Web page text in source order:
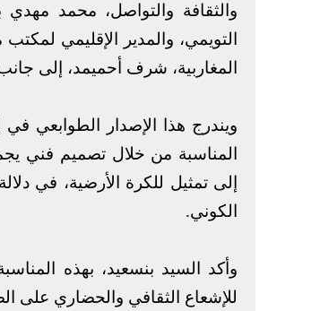
والثقافة والتواصل، محمد مهدي
التويمي، والمدير الإقليمي
المغاربية، شرف أحميمد، إلى
ويندرج هذا الإصدار الطوابعي في
المناسبة من خلال تصميم فني
إلى تمثيل للكرة الأرضية، في
الكوني.
وأكد السيد بنسعيد، بهذه
للإشعاع الثقافي والحضاري على